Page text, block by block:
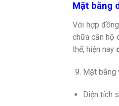
Mặt bằng
Với hợp
chữa căn hộ
thể, hiện nay
Mặt bằng
Diện tích